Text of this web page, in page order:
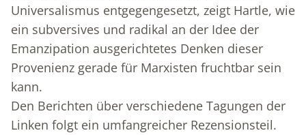
Universalismus entgegengesetzt, zeigt Hartle, wie
ein subversives und radikal an der Idee der
Emanzipation ausgerichtetes Denken dieser
Provenienz gerade für Marxisten fruchtbar sein
kann.
Den Berichten über verschiedene Tagungen der
Linken folgt ein umfangreicher Rezensionsteil.